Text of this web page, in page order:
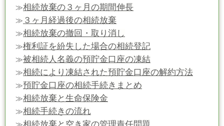
≫相続放棄の３ヶ月の期間伸長
≫ ３ヶ月経過後の相続放棄
≫相続放棄の撤回・取り消し
≫権利証を紛失した場合の相続登記
≫被相続人名義の預貯金口座の凍結
≫相続により凍結された預貯金口座の解約方法
≫預貯金口座の相続手続きまとめ
≫相続放棄と生命保険金
≫相続手続きの流れ